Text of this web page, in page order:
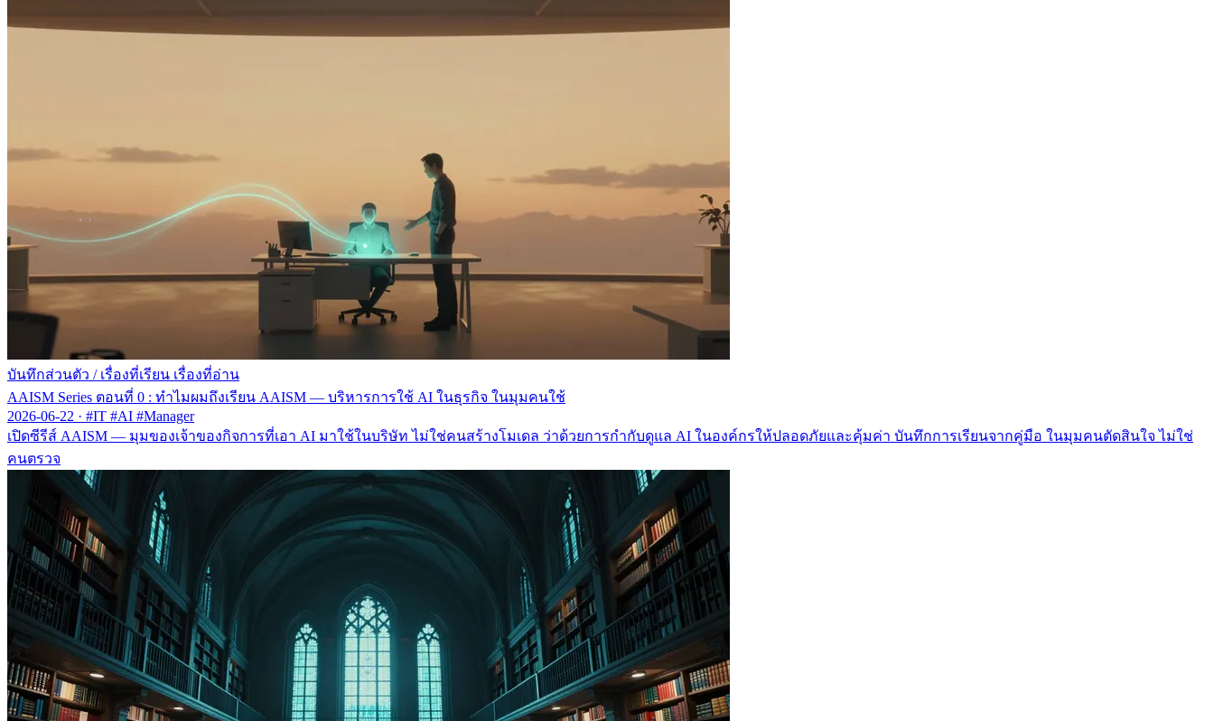
บันทึกส่วนตัว / เรื่องที่เรียน เรื่องที่อ่าน
AAISM Series ตอนที่ 0 : ทำไมผมถึงเรียน AAISM — บริหารการใช้ AI ในธุรกิจ ในมุมคนใช้
2026-06-22 · #IT #AI #Manager
เปิดซีรีส์ AAISM — มุมของเจ้าของกิจการที่เอา AI มาใช้ในบริษัท ไม่ใช่คนสร้างโมเดล ว่าด้วยการกำกับดูแล AI ในองค์กรให้ปลอดภัยและคุ้มค่า บันทึกการเรียนจากคู่มือ ในมุมคนตัดสินใจ ไม่ใช่
คนตรวจ